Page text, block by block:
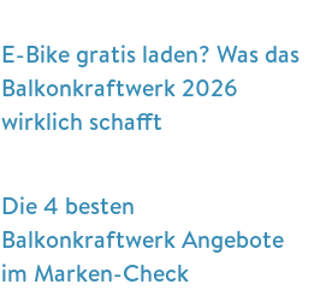
E-Bike gratis laden? Was das
Balkonkraftwerk 2026
wirklich schafft
Die 4 besten
Balkonkraftwerk Angebote
im Marken-Check